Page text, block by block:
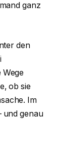
ganz
den
ob sie
Im
und genau